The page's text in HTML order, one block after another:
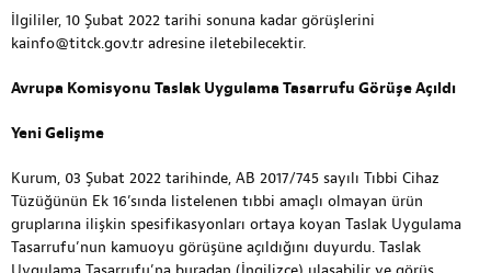
İlgililer, 10 Şubat 2022 tarihi sonuna kadar görüşlerini
kainfo@titck.gov.tr adresine iletebilecektir.
Avrupa Komisyonu Taslak Uygulama Tasarrufu Görüşe Açıldı
Yeni Gelişme
Kurum, 03 Şubat 2022 tarihinde, AB 2017/745 sayılı Tıbbi Cihaz
Tüzüğünün Ek 16’sında listelenen tıbbi amaçlı olmayan ürün
gruplarına ilişkin spesifikasyonları ortaya koyan Taslak Uygulama
Tasarrufu’nun kamuoyu görüşüne açıldığını duyurdu. Taslak